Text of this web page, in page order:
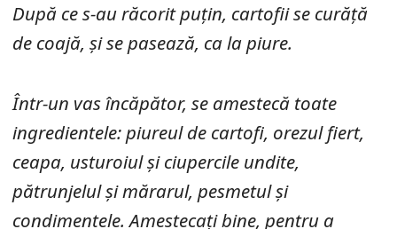
După ce s-au răcorit puțin, cartofii se curăță
de coajă, și se pasează, ca la piure.
Într-un vas încăpător, se amestecă toate
ingredientele: piureul de cartofi, orezul fiert,
ceapa, usturoiul și ciupercile undite,
pătrunjelul și mărarul, pesmetul și
condimentele. Amestecați bine, pentru a